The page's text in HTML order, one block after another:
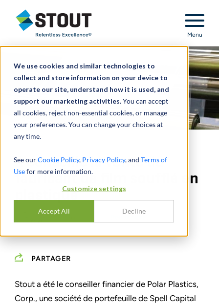
We use cookies and similar technologies to
collect and store information on your device to
operate our site, understand how it is used, and
support our marketing activities.You can accept
all cookies, reject non-essential cookies, or manage
your preferences. You can change your choices at
any time.
See ourCookie Policy, Privacy Policy, and Terms of
Usefor more information.
Customize settings
Accept All Decline
Stout Relentless Excellence
Menu
A conseillé la vente du
fabricant de film soufflé en
plastique
PARTAGER
Stout a été le conseiller financier de Polar Plastics,
Corp., une société de portefeuille de Spell Capital